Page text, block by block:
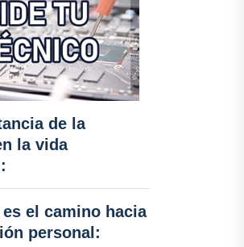
de la
la vida
el camino hacia
personal: